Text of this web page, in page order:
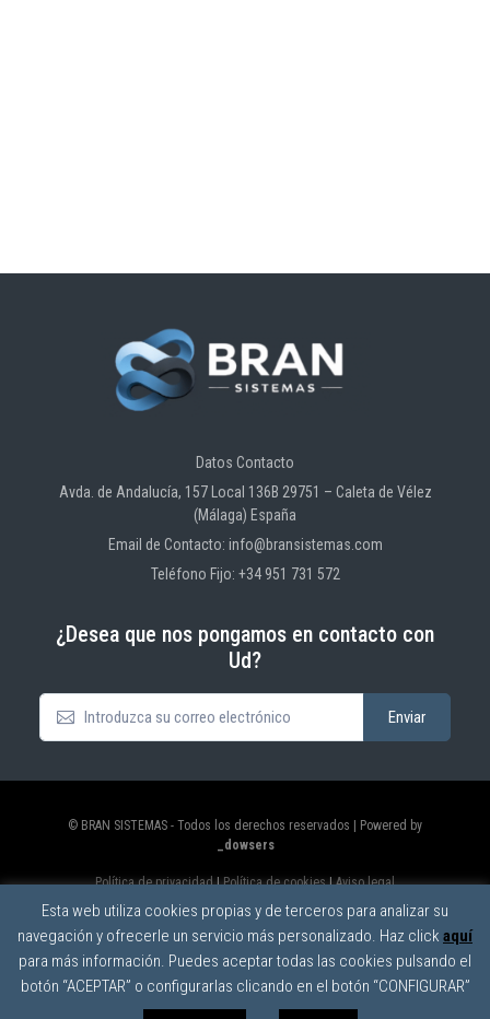
Datos Contacto
Avda. de Andalucía, 157 Local 136B 29751 – Caleta de Vélez
(Málaga) España
Email de Contacto: info@bransistemas.com
Teléfono Fijo: +34 951 731 572
¿Desea que nos pongamos en contacto con
Ud?
© BRAN SISTEMAS - Todos los derechos reservados | Powered by
_dowsers
Política de privacidad|Política de cookies|Aviso legal
Esta web utiliza cookies propias y de terceros para analizar su
navegación y ofrecerle un servicio más personalizado. Haz click aquí
para más información. Puedes aceptar todas las cookies pulsando el
botón “ACEPTAR” o configurarlas clicando en el botón “CONFIGURAR”